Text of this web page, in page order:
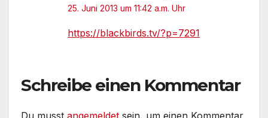
25. Juni 2013 um 11:42 a.m. Uhr
https://blackbirds.tv/?p=7291
Schreibe einen Kommentar
Du musst angemeldet sein, um einen Kommentar